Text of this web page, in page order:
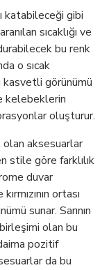
katabileceği gibi
sıcaklığı ve
bu renk
o sıcak
kasvetli görünümü
kelebeklerin
oluşturur.
olan aksesuarlar
stile göre farklılık
duvar
ortası
sunar. Sarının
birleşimi olan bu
pozitif
da bu